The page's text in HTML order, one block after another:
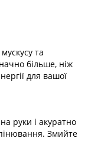
та
більше, ніж
для вашої
руки і акуратно
Змийте